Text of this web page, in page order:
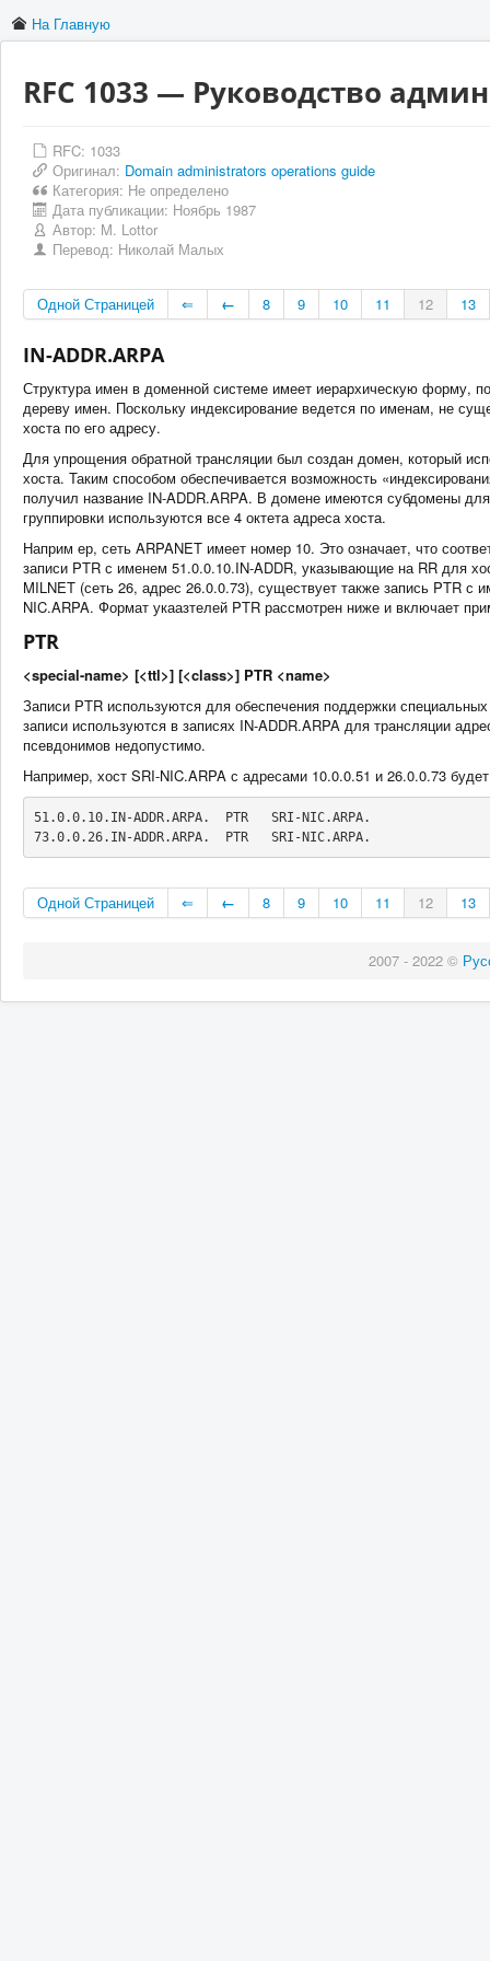
На Главную
RFC 1033 — Руководство
RFC: 1033
Оригинал: Domain administrators operations guide
Категория: Не определено
Дата публикации: Ноябрь 1987
Автор: M. Lottor
Перевод: Николай Малых
Одной Страницей ⇐ ← 8 9 10 11 12 13
IN-ADDR.ARPA
Структура имен в доменной системе имеет иерархическую форму,
дереву имен. Поскольку индексирование ведется по именам, не
хоста по его адресу.
Для упрощения обратной трансляции был создан домен, который
хоста. Таким способом обеспечивается возможность
получил название IN-ADDR.ARPA. В домене имеются субдомены
группировки используются все 4 октета адреса хоста.
Наприм ер, сеть ARPANET имеет номер 10. Это означает, что
записи PTR с именем 51.0.0.10.IN-ADDR, указывающие на RR для
MILNET (сеть 26, адрес 26.0.0.73), существует также запись PTR
NIC.ARPA. Формат укаазтелей PTR рассмотрен ниже и включает
PTR
<special-name> [<ttl>] [<class>] PTR <name>
Записи PTR используются для обеспечения поддержки
записи используются в записях IN-ADDR.ARPA для трансляции
псевдонимов недопустимо.
Например, хост SRI-NIC.ARPA с адресами 10.0.0.51 и 26.0.0.73
51.0.0.10.IN-ADDR.ARPA.  PTR   SRI-NIC.ARPA.
73.0.0.26.IN-ADDR.ARPA.  PTR   SRI-NIC.ARPA.
Одной Страницей ⇐ ← 8 9 10 11 12 13
2007 - 2022 ©